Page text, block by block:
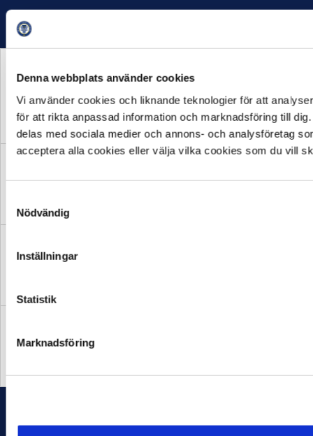
Denna webbplats använder cookies
Vi använder cookies och liknande teknologier för att
för att rikta anpassad information och marknadsföring till
delas med sociala medier och annons- och analysföretag
acceptera alla cookies eller välja vilka cookies som du vill
Nödvändig
Inställningar
Statistik
Marknadsföring
HUVUDPARTNER OCH
PRESENTING PARTNER
MEDIAPARTNER
ALLMÄNNA VILLKOR